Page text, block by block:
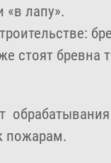
«в лапу».
стоят
пожарам.